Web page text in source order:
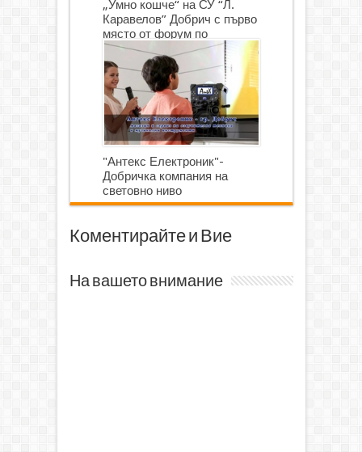
„Умно кошче“ на СУ “Л.
Каравелов” Добрич с първо
място от форум по
роботика
"Антекс Електроник"-
Добричка компания на
световно ниво
Коментирайте и Вие
На вашето внимание